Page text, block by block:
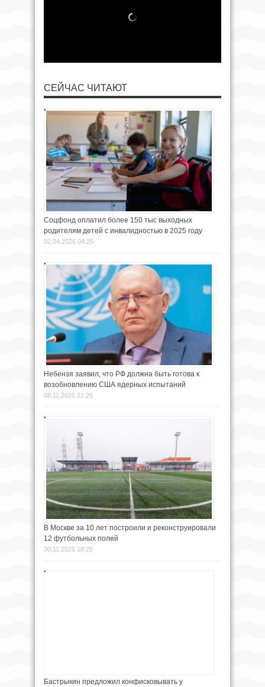
СЕЙЧАС ЧИТАЮТ
Соцфонд оплатил более 150 тыс выходных
родителям детей с инвалидностью в 2025 году
02.04.2026 04:25
Небензя заявил, что РФ должна быть готова к
возобновлению США ядерных испытаний
08.11.2025 21:25
В Москве за 10 лет построили и реконструировали
12 футбольных полей
30.11.2025 18:25
Бастрыкин предложил конфисковывать у